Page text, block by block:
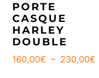
PORTE
CASQUE
HARLEY
DOUBLE
160,00€ – 230,00€